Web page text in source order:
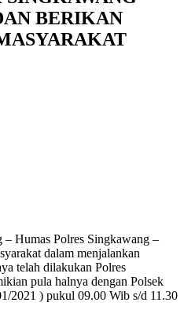
BERIKAN
Humas Polres Singkawang –
dalam menjalankan
telah dilakukan Polres
pula halnya dengan Polsek
2021 ) pukul 09.00 Wib s/d 11.30